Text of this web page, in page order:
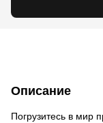
Описание
Погрузитесь в мир